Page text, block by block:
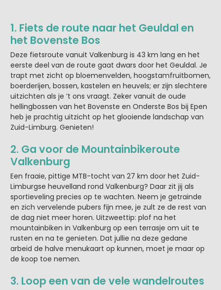
1. Fiets de route naar het Geuldal en
het Bovenste Bos
Deze fietsroute vanuit Valkenburg is 43 km lang en het
eerste deel van de route gaat dwars door het Geuldal. Je
trapt met zicht op bloemenvelden, hoogstamfruitbomen,
boerderijen, bossen, kastelen en heuvels; er zijn slechtere
uitzichten als je ’t ons vraagt. Zeker vanuit de oude
hellingbossen van het Bovenste en Onderste Bos bij Epen
heb je prachtig uitzicht op het glooiende landschap van
Zuid-Limburg. Genieten!
2. Ga voor de Mountainbikeroute
Valkenburg
Een fraaie, pittige MTB-tocht van 27 km door het Zuid-
Limburgse heuvelland rond Valkenburg? Daar zit jij als
sportieveling precies op te wachten. Neem je getrainde
en zich vervelende pubers fijn mee, je zult ze de rest van
de dag niet meer horen. Uitzweettip: plof na het
mountainbiken in Valkenburg op een terrasje om uit te
rusten en na te genieten. Dat jullie na deze gedane
arbeid de halve menukaart op kunnen, moet je maar op
de koop toe nemen.
3. Loop een van de vele wandelroutes